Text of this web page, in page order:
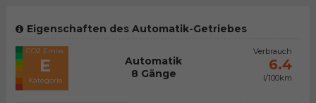
Eigenschaften des Automatik-Getriebes
CO2 Emiss.
E
Kategorie
Automatik
8 Gänge
Verbrauch
6.4
l/100km